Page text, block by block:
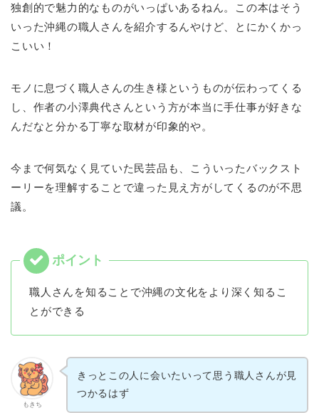
独創的で魅力的なものがいっぱいあるねん。この本はそう
いった沖縄の職人さんを紹介するんやけど、とにかくかっ
こいい！
モノに息づく職人さんの生き様というものが伝わってくる
し、作者の小澤典代さんという方が本当に手仕事が好きな
んだなと分かる丁寧な取材が印象的や。
今まで何気なく見ていた民芸品も、こういったバックスト
ーリーを理解することで違った見え方がしてくるのが不思
議。
職人さんを知ることで沖縄の文化をより深く知るこ
とができる
もきち
きっとこの人に会いたいって思う職人さんが見
つかるはず